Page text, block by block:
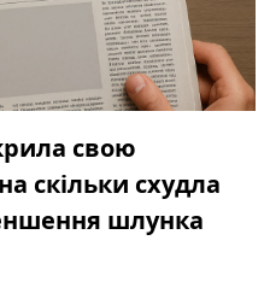
свою
скільки схудла
шлунка